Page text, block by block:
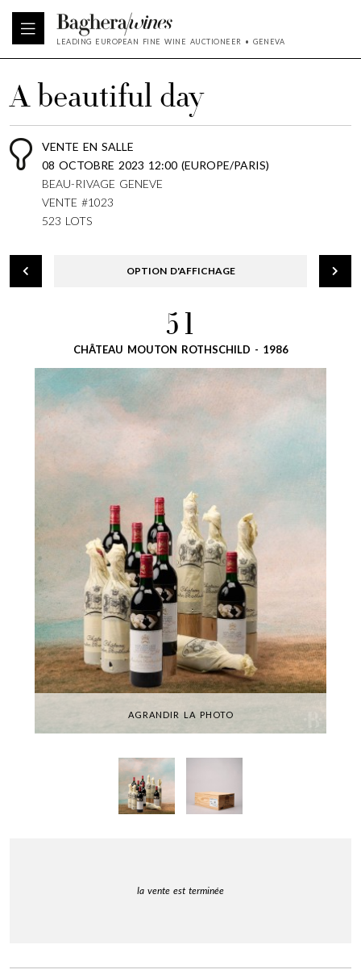
LEADING EUROPEAN FINE WINE AUCTIONEER • GENEVA
A beautiful day
VENTE EN SALLE
08 OCTOBRE 2023 12:00 (EUROPE/PARIS)
BEAU-RIVAGE GENEVE
VENTE #1023
523 LOTS
OPTION D'AFFICHAGE
51
CHÂTEAU MOUTON ROTHSCHILD - 1986
AGRANDIR LA PHOTO
la vente est terminée